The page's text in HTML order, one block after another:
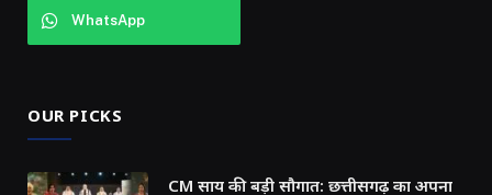
WhatsApp
OUR PICKS
CM साय की बड़ी सौगात: छत्तीसगढ़ का अपना